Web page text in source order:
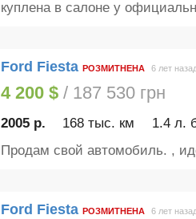
куплена в салоне у
Ford Fiesta РОЗМИТНЕНА 6 лет
4 200 $/ 187 530 грн
2005 р. 168 тыс. км 1.4 л.
Продам свой автомобиль. ,
Ford Fiesta РОЗМИТНЕНА 6 лет